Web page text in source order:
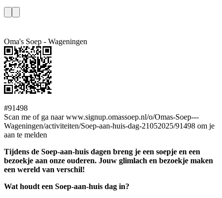
Oma's Soep - Wageningen
#91498
Scan me of ga naar www.signup.omassoep.nl/o/Omas-Soep---
Wageningen/activiteiten/Soep-aan-huis-dag-21052025/91498 om je
aan te melden
Tijdens de Soep-aan-huis dagen breng je een soepje en een
bezoekje aan onze ouderen. Jouw glimlach en bezoekje maken
een wereld van verschil!
Wat houdt een Soep-aan-huis dag in?